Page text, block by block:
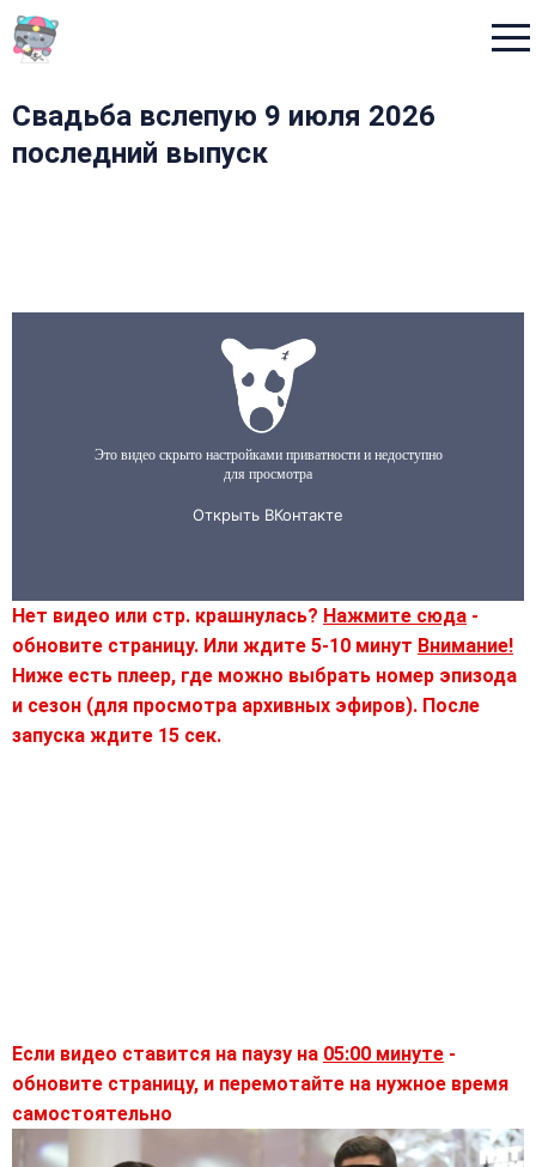
Свадьба вслепую 9 июля 2026
последний выпуск
Нет видео или стр. крашнулась? Нажмите сюда -
обновите страницу. Или ждите 5-10 минут Внимание!
Ниже есть плеер, где можно выбрать номер эпизода
и сезон (для просмотра архивных эфиров). После
запуска ждите 15 сек.
Если видео ставится на паузу на 05:00 минуте -
обновите страницу, и перемотайте на нужное время
самостоятельно